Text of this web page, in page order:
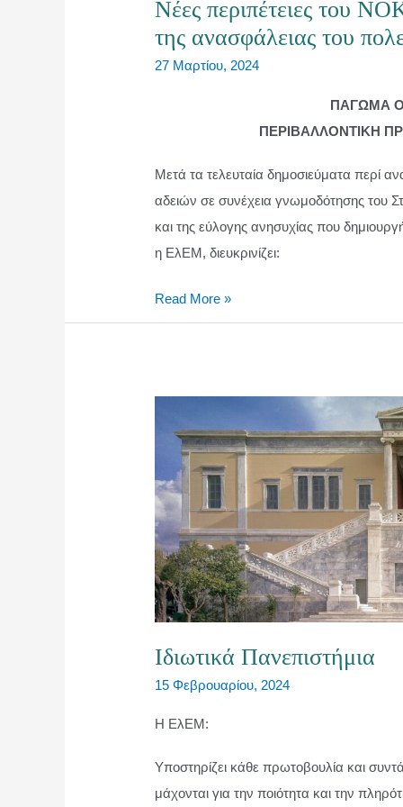
Νέες περιπέτειες του
της ανασφάλειας του
27 Μαρτίου, 2024
ΠΑΓΩΜΑ
ΠΕΡΙΒΑΛΛΟΝΤΙΚΗ
Μετά τα τελευταία δημοσιεύματα περί
αδειών σε συνέχεια γνωμοδότησης του
και της εύλογης ανησυχίας που
η ΕλΕΜ, διευκρινίζει:
Νέες
περιπέτειες
πέλαγος
πολυνομίας
και
της
ανασφάλειας
του
πολεοδομικού
Read More »
Ιδιωτικά Πανεπιστήμια
15 Φεβρουαρίου, 2024
Η ΕλΕΜ:
Yποστηρίζει κάθε πρωτοβουλία και
μάχονται για την ποιότητα και την